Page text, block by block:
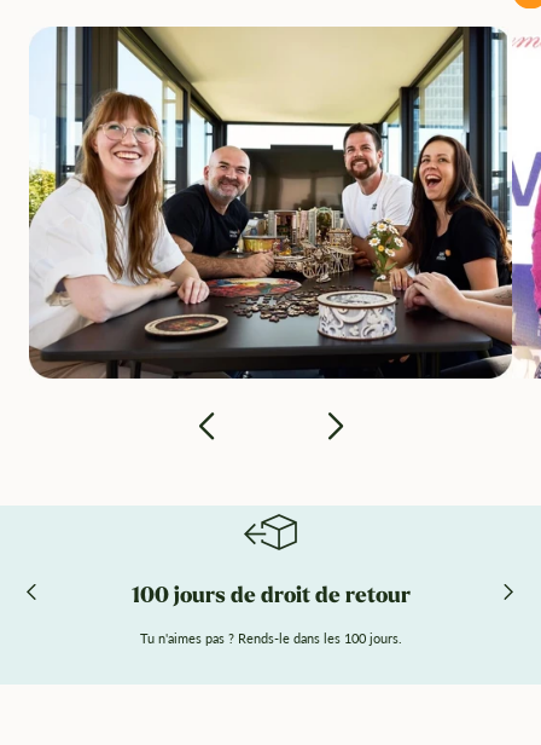
100 jours de droit de retour
Tu n'aimes pas ? Rends-le dans les 100 jours.